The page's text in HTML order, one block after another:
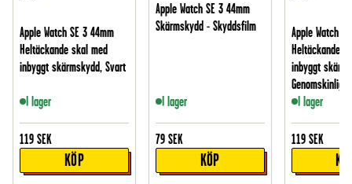
Apple Watch SE 3 44mm
Heltäckande skal med
inbyggt skärmskydd, Svart
I lager
119 SEK
KÖP
Apple Watch SE 3 44mm
Skärmskydd - Skyddsfilm
I lager
79 SEK
KÖP
Apple Watch
Heltäckande
inbyggt
Genomskinlig
I lager
119 SEK